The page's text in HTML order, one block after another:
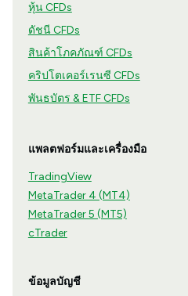
หุ้น CFDs
ดัชนี CFDs
สินค้าโภคภัณฑ์ CFDs
คริปโตเคอร์เรนซี CFDs
พันธบัตร & ETF CFDs
แพลตฟอร์มและเครื่องมือ
TradingView
MetaTrader 4 (MT4)
MetaTrader 5 (MT5)
cTrader
ข้อมูลบัญชี